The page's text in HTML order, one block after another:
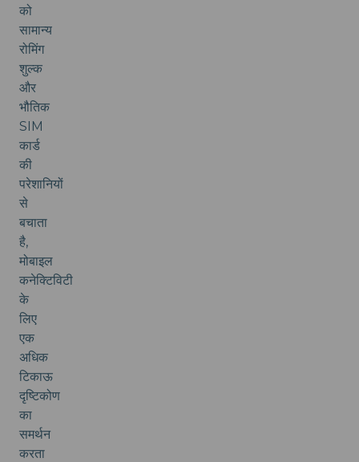
को
सामान्य
रोमिंग
शुल्क
और
भौतिक
SIM
कार्ड
की
परेशानियों
से
बचाता
है,
मोबाइल
कनेक्टिविटी
के
लिए
एक
अधिक
टिकाऊ
दृष्टिकोण
का
समर्थन
करता